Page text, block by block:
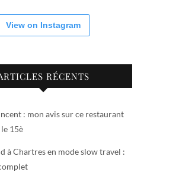
View on Instagram
RÉCENTS
: mon avis sur ce restaurant
15è
à Chartres en mode slow travel :